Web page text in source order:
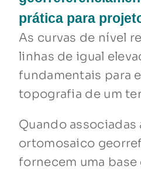
prática para
As curvas de nível
linhas de igual
fundamentais para
topografia de um
Quando associadas
ortomosaico
fornecem uma base